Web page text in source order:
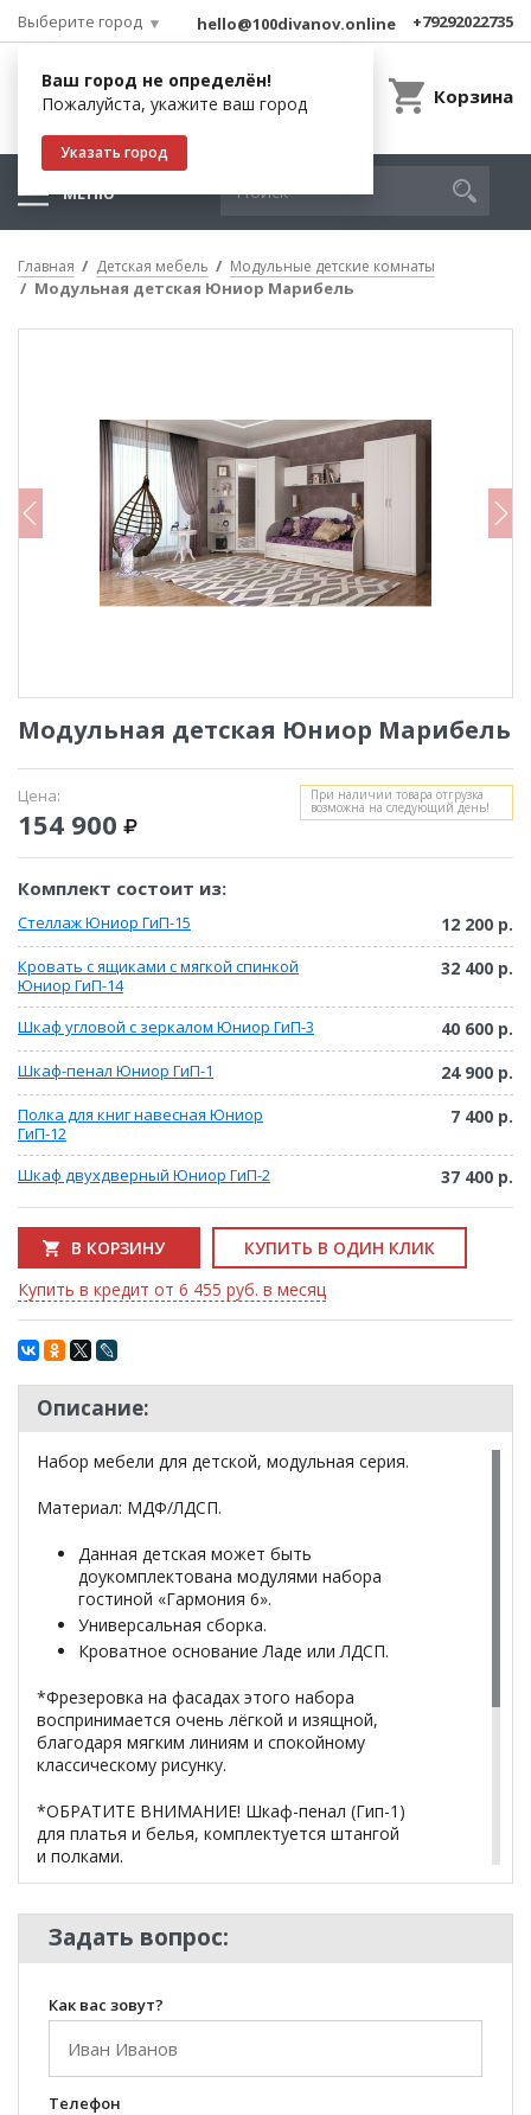
Выберите город
Ваш город не определён!
Пожалуйста, укажите ваш город
Указать город
hello@100divanov.online +79292022735
Корзина
МЕНЮ
Главная Детская мебель Модульные детские комнаты
Модульная детская Юниор Марибель
Модульная детская Юниор Марибель
Цена:
154 900
При наличии товара отгрузка
возможна на следующий день!
Комплект состоит из:
Стеллаж Юниор ГиП-15 12 200 р.
Кровать с ящиками с мягкой спинкой
Юниор ГиП-14
32 400 р.
Шкаф угловой с зеркалом Юниор ГиП-3 40 600 р.
Шкаф-пенал Юниор ГиП-1 24 900 р.
Полка для книг навесная Юниор
ГиП-12
7 400 р.
Шкаф двухдверный Юниор ГиП-2 37 400 р.
В КОРЗИНУ
КУПИТЬ В ОДИН КЛИК
Купить в кредит от 6 455 руб. в месяц
Описание:
Набор мебели для детской, модульная серия.
Материал: МДФ/ЛДСП.
Данная детская может быть
доукомплектована модулями набора
гостиной «Гармония 6».
Универсальная сборка.
Кроватное основание Ладе или ЛДСП.
*Фрезеровка на фасадах этого набора
воспринимается очень лёгкой и изящной,
благодаря мягким линиям и спокойному
классическому рисунку.
*ОБРАТИТЕ ВНИМАНИЕ! Шкаф-пенал (Гип-1)
для платья и белья, комплектуется штангой
и полками.
*Дополнительную информацию о том, как купить
уточняйте у нашего менеджера по телефону
+79292022735.
**Цены на официальном сайте100диванов.com
действительны только для интернет-магазина
могут отличаться от цен в розничных магазинах-
салонах сети!
Задать вопрос:
Как вас зовут?
Телефон